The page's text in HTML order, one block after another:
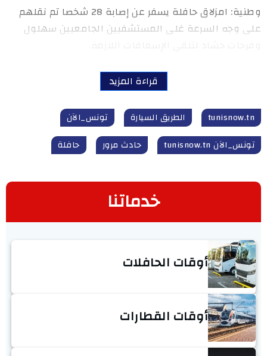
وطنية: امزلاق حافلة يسفر عن إصابة 28 شخصا تم نقلهم
على وجه السرعة غلى المستشفيين الجامعيين سهلول
قراءة المزيد
tunisnow.tn الطريق السيارة
تونس_الآن
تونس_الآن tunisnow.tn
حادث مرور حافلة
خدماتنا
أوقات الحافلات
أوقات القطارات